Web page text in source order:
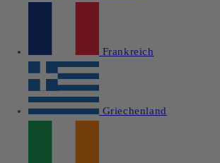
Frankreich
Griechenland